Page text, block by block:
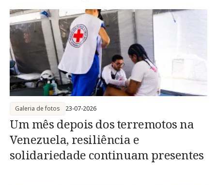
Um mês depois dos terremotos na
Venezuela, resiliência e
solidariedade continuam presentes
Galeria de fotos 23-07-2026